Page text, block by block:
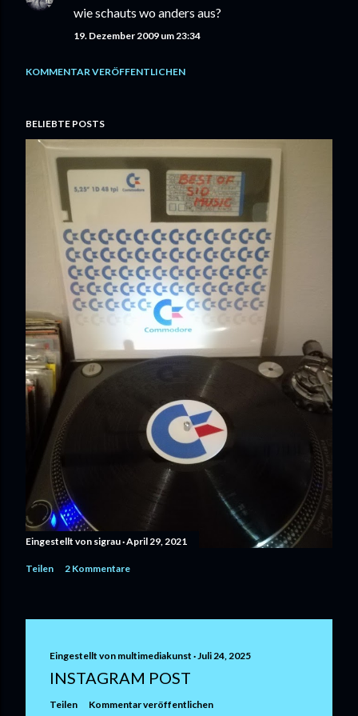
wie schauts wo anders aus?
19. Dezember 2009 um 23:34
KOMMENTAR VERÖFFENTLICHEN
BELIEBTE POSTS
Eingestellt von sigrau April 29, 2021
Teilen 2 Kommentare
Eingestellt von multimediakunst Juli 24, 2025
INSTAGRAM POST
Teilen Kommentar veröffentlichen